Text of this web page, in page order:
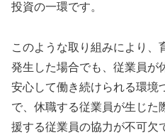
投資の一環です。
このような取り組みにより、
発生した場合でも、従業員が
安心して働き続けられる環境
で、休職する従業員が生じた
援する従業員の協力が不可欠